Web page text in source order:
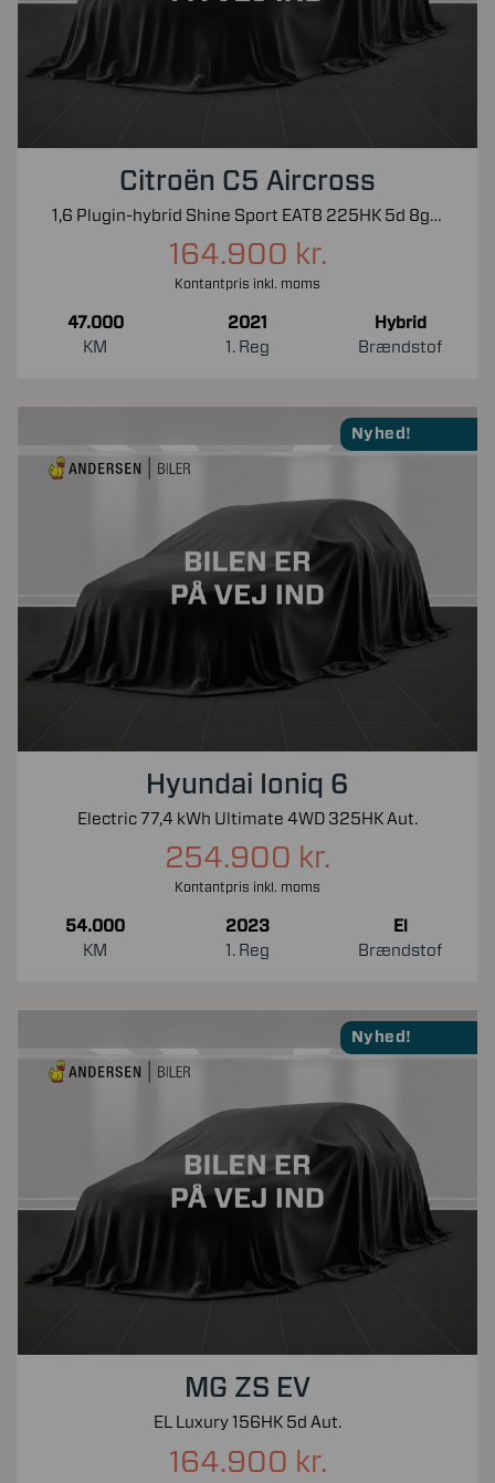
Citroën C5 Aircross
1,6 Plugin-hybrid Shine Sport EAT8 225HK 5d 8g Aut.
164.900 kr.
Kontantpris inkl. moms
47.000
KM
2021
1. Reg
Hybrid
Brændstof
Nyhed!
Hyundai Ioniq 6
Electric 77,4 kWh Ultimate 4WD 325HK Aut.
254.900 kr.
Kontantpris inkl. moms
54.000
KM
2023
1. Reg
El
Brændstof
Nyhed!
MG ZS EV
EL Luxury 156HK 5d Aut.
164.900 kr.